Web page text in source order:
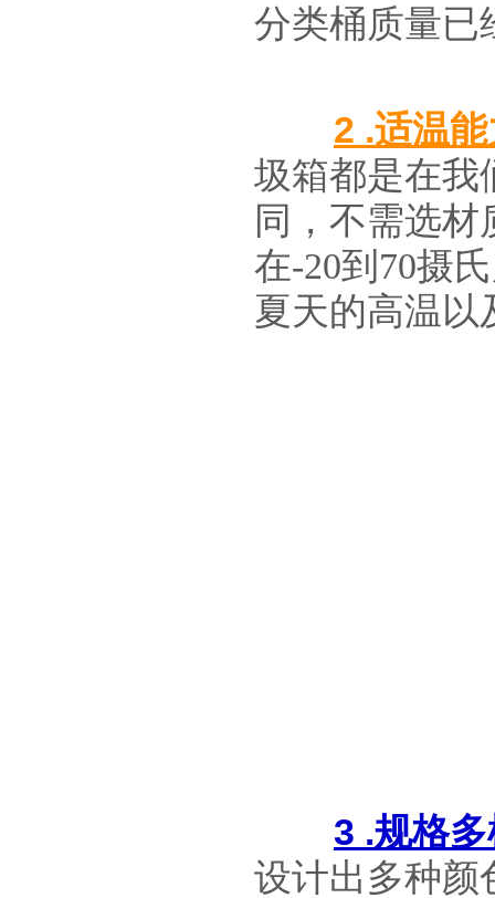
分类桶质量已
2 .适温
圾箱都是在我
同，不需选
在-20到70摄
夏天的高温以
3 .规格
设计出多种颜